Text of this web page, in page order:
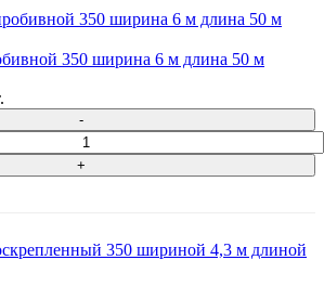
350 ширина 6 м длина 50 м